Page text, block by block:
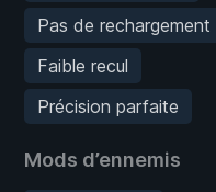
Pas de rechargement
Faible recul
Précision parfaite
Mods d’ennemis